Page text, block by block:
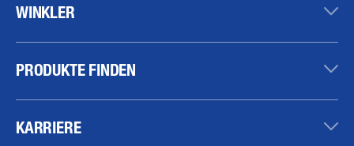
WINKLER
PRODUKTE FINDEN
KARRIERE